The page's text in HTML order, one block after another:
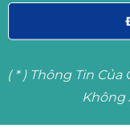
( * ) Thông Tin
Không